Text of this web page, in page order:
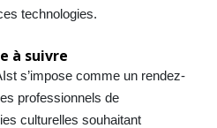
technologies.
à suivre
s’impose comme un rendez-
professionnels de
culturelles souhaitant